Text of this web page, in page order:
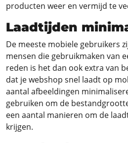
producten weer en vermijd te
Laadtijden
De meeste mobiele gebruikers
mensen die gebruikmaken van
reden is het dan ook extra van
dat je webshop snel laadt op
aantal afbeeldingen
gebruiken om de
een aantal manieren om de
krijgen.